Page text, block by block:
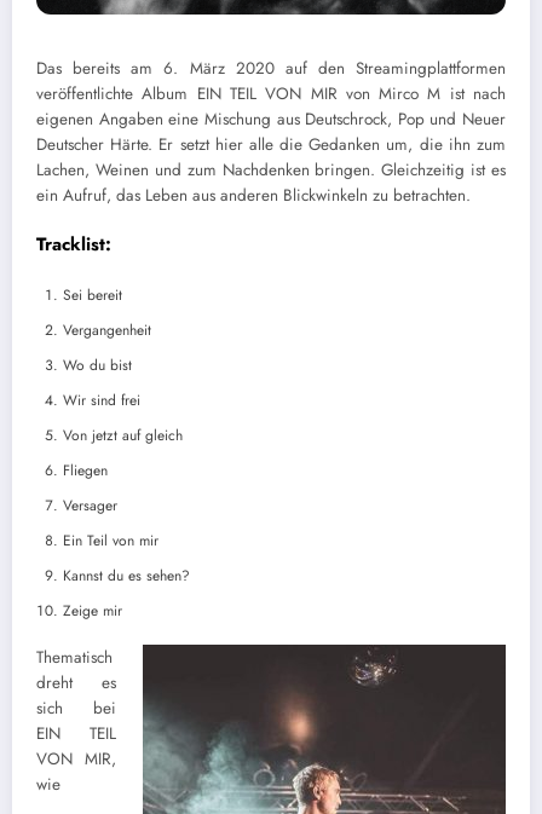
Das bereits am 6. März 2020 auf den Streamingplattformen
veröffentlichte Album EIN TEIL VON MIR von Mirco M ist nach
eigenen Angaben eine Mischung aus Deutschrock, Pop und Neuer
Deutscher Härte. Er setzt hier alle die Gedanken um, die ihn zum
Lachen, Weinen und zum Nachdenken bringen. Gleichzeitig ist es
ein Aufruf, das Leben aus anderen Blickwinkeln zu betrachten.
Tracklist:
Sei bereit
Vergangenheit
Wo du bist
Wir sind frei
Von jetzt auf gleich
Fliegen
Versager
Ein Teil von mir
Kannst du es sehen?
Zeige mir
Thematisch
dreht es
sich bei
EIN TEIL
VON MIR,
wie